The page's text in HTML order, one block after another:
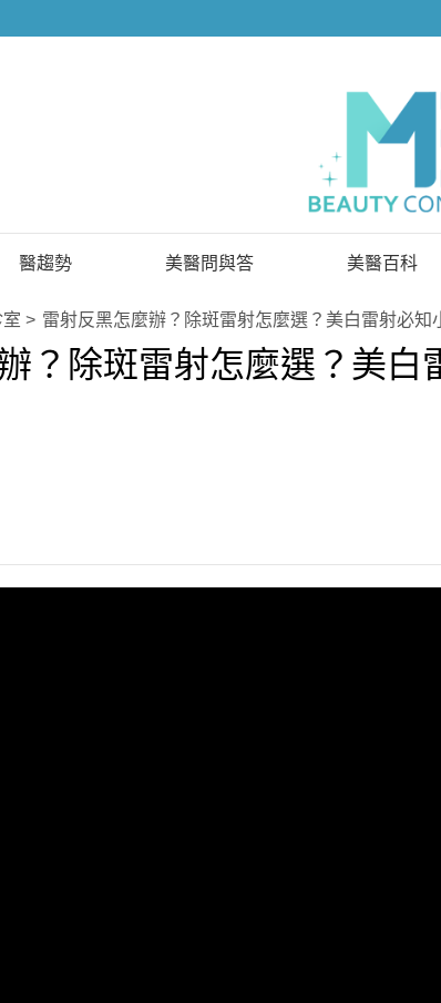
醫趨勢
醫FUN知識
國際新知
美醫問與答
已解決問題
待解決問題
美醫百科
雷射反黑怎麼辦？除斑雷射怎麼選？美白雷射必知
？除斑雷射怎麼選？美白